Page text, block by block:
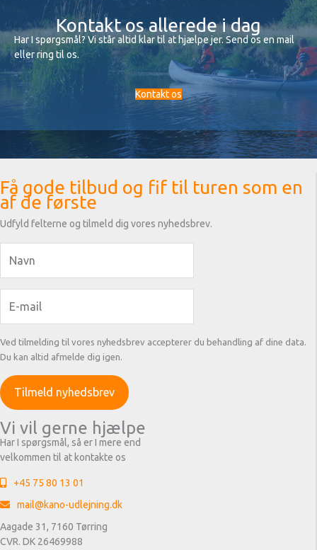
Kontakt os allerede i dag
Har I spørgsmål? Vi står altid klar til at hjælpe jer. Send os en mail
eller ring til os.
Kontakt os
Få gode tilbud og fif til turen som en
af de første
Udfyld felterne og tilmeld dig vores nyhedsbrev.
Ved tilmelding til vores nyhedsbrev accepterer du behandling af dine data.
Du kan altid afmelde dig igen.
Vi vil gerne hjælpe
Har I spørgsmål, så er I mere end
velkommen til at kontakte os
+45 75 80 13 01
mail@kano-udlejning.dk
Aagade 31, 7160 Tørring
CVR. DK 26469988